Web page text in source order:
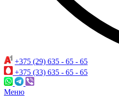
+375 (29) 635 - 65 - 65
+375 (33) 635 - 65 - 65
Меню